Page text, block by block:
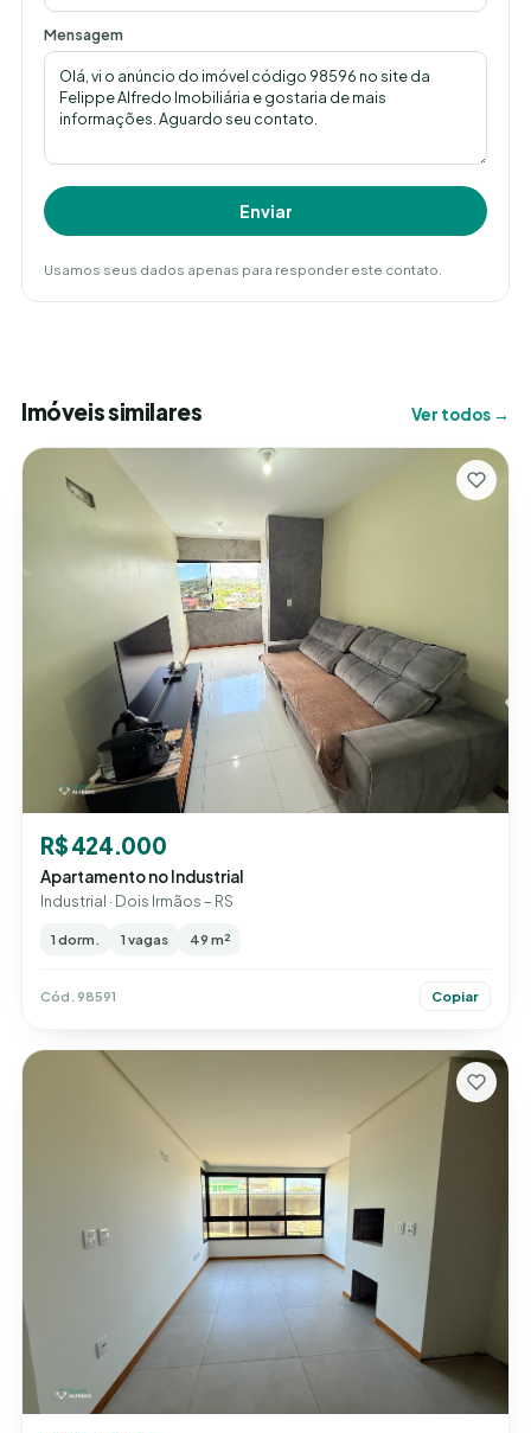
Mensagem
Enviar
Usamos seus dados apenas para responder este contato.
Imóveis similares Ver todos →
R$ 424.000
Apartamento no Industrial
Industrial · Dois Irmãos – RS
1 dorm. 1 vagas 49 m²
Cód. 98591 Copiar